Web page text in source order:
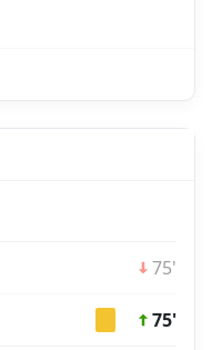
75'
75'